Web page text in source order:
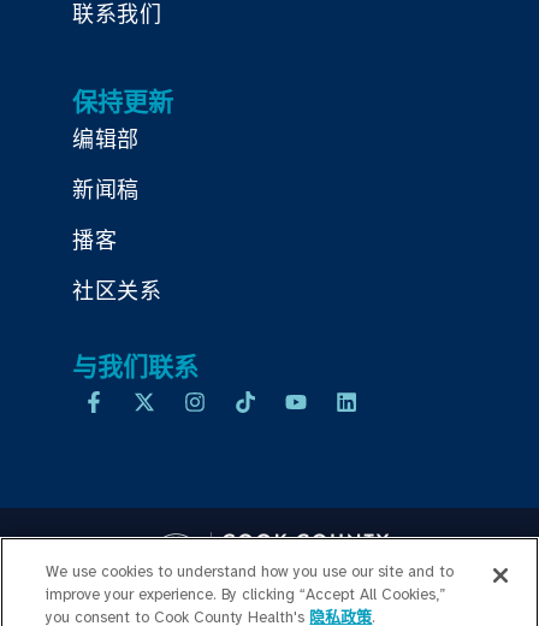
联系我们
保持更新
编辑部
新闻稿
播客
社区关系
与我们联系
Copyright © 2026 Cook County Health. All Rights Reserved.
We use cookies to understand how you use our site and to
improve your experience. By clicking “Accept All Cookies,”
you consent to Cook County Health's 隐私政策.